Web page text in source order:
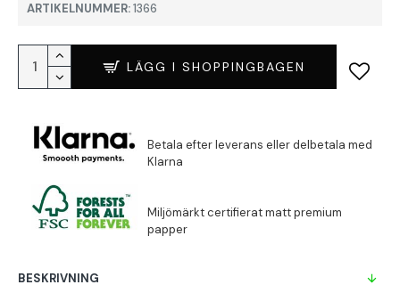
ARTIKELNUMMER:1366
LÄGG I SHOPPINGBAGEN
BESKRIVNING